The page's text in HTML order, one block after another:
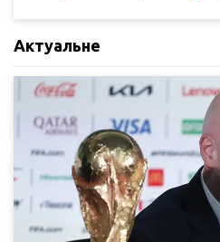
Актуальне